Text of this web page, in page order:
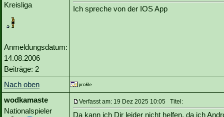
Kreisliga
Anmeldungsdatum:
14.08.2006
Beiträge: 2
Ich spreche von der IOS App
Nach oben
wodkamaste
Nationalspieler
Verfasst am: 19 Dez 2025 10:05 Titel:
Da kann ich Dir leider nicht helfen, da ich